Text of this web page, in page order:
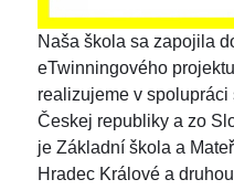
Naša škola sa zapojila
eTwinningového
realizujeme v
Českej republiky a zo
je Základní škola a
Hradec Králové a